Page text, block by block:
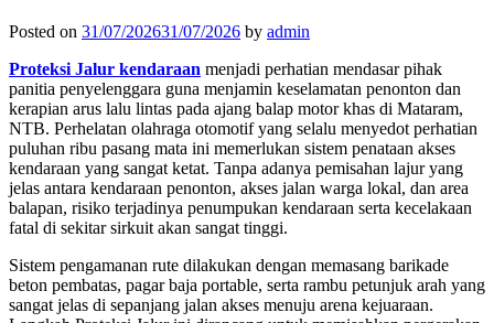
Posted on 31/07/202631/07/2026 by admin
Proteksi Jalur kendaraan menjadi perhatian mendasar pihak
panitia penyelenggara guna menjamin keselamatan penonton dan
kerapian arus lalu lintas pada ajang balap motor khas di Mataram,
NTB. Perhelatan olahraga otomotif yang selalu menyedot perhatian
puluhan ribu pasang mata ini memerlukan sistem penataan akses
kendaraan yang sangat ketat. Tanpa adanya pemisahan lajur yang
jelas antara kendaraan penonton, akses jalan warga lokal, dan area
balapan, risiko terjadinya penumpukan kendaraan serta kecelakaan
fatal di sekitar sirkuit akan sangat tinggi.
Sistem pengamanan rute dilakukan dengan memasang barikade
beton pembatas, pagar baja portable, serta rambu petunjuk arah yang
sangat jelas di sepanjang jalan akses menuju arena kejuaraan.